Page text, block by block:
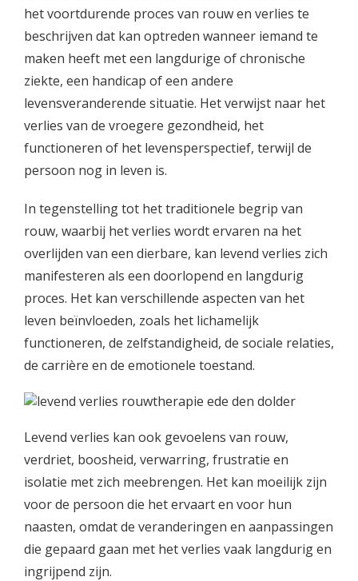
het voortdurende proces van rouw en verlies te
beschrijven dat kan optreden wanneer iemand te
maken heeft met een langdurige of chronische
ziekte, een handicap of een andere
levensveranderende situatie. Het verwijst naar het
verlies van de vroegere gezondheid, het
functioneren of het levensperspectief, terwijl de
persoon nog in leven is.
In tegenstelling tot het traditionele begrip van
rouw, waarbij het verlies wordt ervaren na het
overlijden van een dierbare, kan levend verlies zich
manifesteren als een doorlopend en langdurig
proces. Het kan verschillende aspecten van het
leven beïnvloeden, zoals het lichamelijk
functioneren, de zelfstandigheid, de sociale relaties,
de carrière en de emotionele toestand.
Levend verlies kan ook gevoelens van rouw,
verdriet, boosheid, verwarring, frustratie en
isolatie met zich meebrengen. Het kan moeilijk zijn
voor de persoon die het ervaart en voor hun
naasten, omdat de veranderingen en aanpassingen
die gepaard gaan met het verlies vaak langdurig en
ingrijpend zijn.